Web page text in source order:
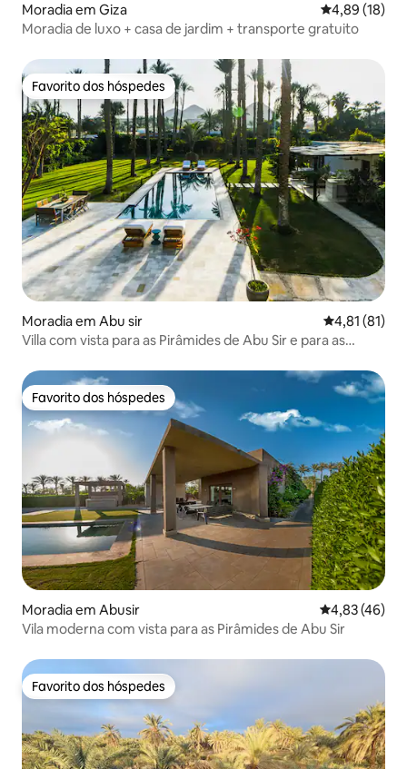
Moradia em Giza Classificação
4,89 (18)
Moradia de luxo + casa de jardim + transporte gratuito
Favorito dos hóspedes
Favorito dos hóspedes
Moradia em Abu sir
4,81 (81)
Villa com vista para as Pirâmides de Abu Sir e para as
Favorito dos hóspedes
Favorito dos hóspedes
Moradia em Abusir Classificação
4,83 (46)
Vila moderna com vista para as Pirâmides de Abu Sir
Favorito dos hóspedes
Favorito dos hóspedes